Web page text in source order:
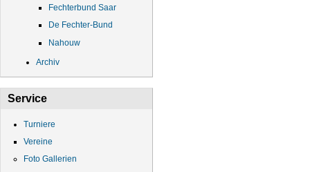
Fechterbund Saar
De Fechter-Bund
Nahouw
Archiv
Service
Turniere
Vereine
Foto Gallerien